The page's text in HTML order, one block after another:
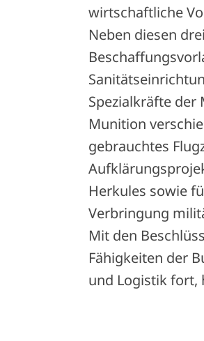
wirtschaftliche
Neben diesen
Spezialkräfte der
Munition
gebrauchtes
Herkules sowie
Verbringung
Mit den
Fähigkeiten der
und Logistik fort,